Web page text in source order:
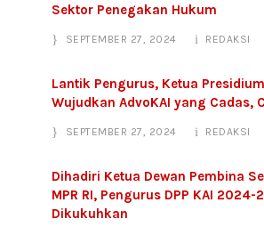
Sektor Penegakan Hukum
SEPTEMBER 27, 2024 REDAKSI
Lantik Pengurus, Ketua Presidium
Wujudkan AdvoKAI yang Cadas,
SEPTEMBER 27, 2024 REDAKSI
Dihadiri Ketua Dewan Pembina
MPR RI, Pengurus DPP KAI 2024-
Dikukuhkan